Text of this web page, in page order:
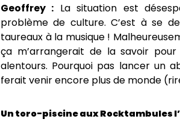
Geoffrey : La situation est
problème de culture. C’est à se
taureaux à la musique !
ça m’arrangerait de la savoir
alentours. Pourquoi pas lancer un
ferait venir encore plus de monde
Un toro-piscine aux Rocktambules